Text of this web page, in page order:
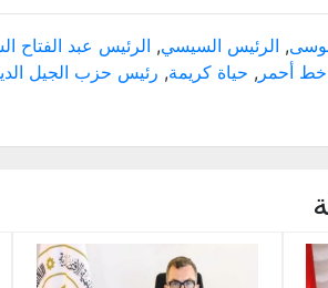
, الرئيس السيسي, الرئيس عبد الفتاح
خط أحمر , حياة كريمة, رئيس حزب الجيل